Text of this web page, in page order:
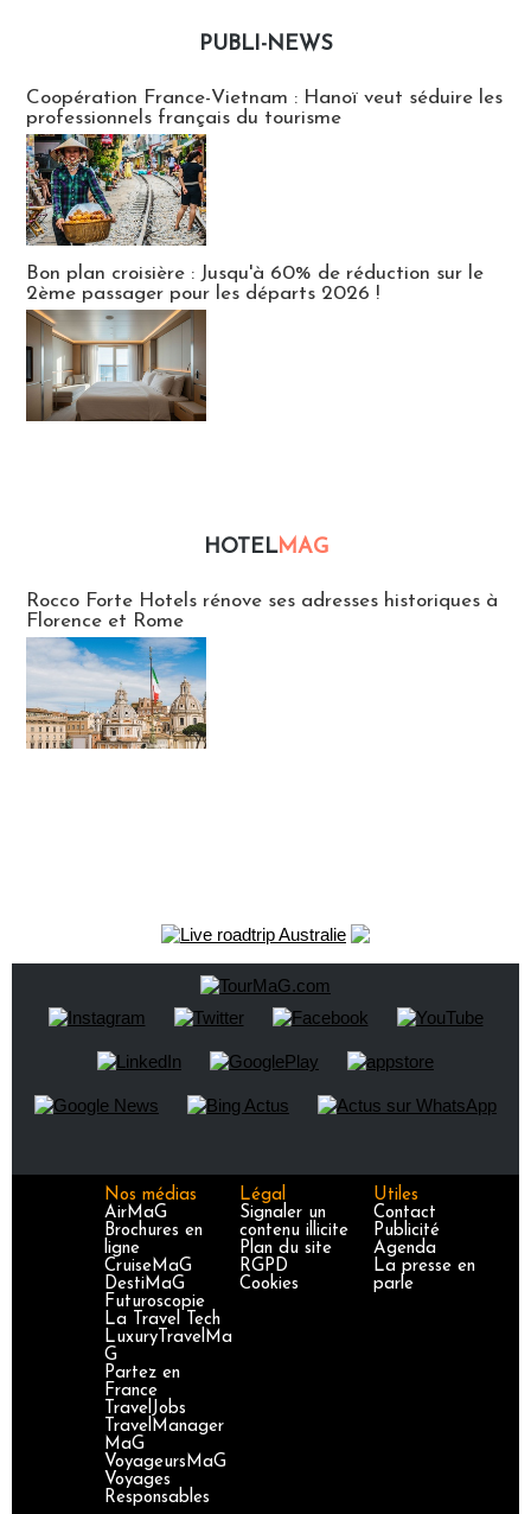
PUBLI-NEWS
Coopération France-Vietnam : Hanoï veut séduire les
professionnels français du tourisme
Bon plan croisière : Jusqu'à 60% de réduction sur le
2ème passager pour les départs 2026 !
HOTELMAG
Rocco Forte Hotels rénove ses adresses historiques à
Florence et Rome
Nos médias
AirMaG
Brochures en
ligne
CruiseMaG
DestiMaG
Futuroscopie
La Travel Tech
LuxuryTravelMa
G
Partez en
France
TravelJobs
TravelManager
MaG
VoyageursMaG
Voyages
Responsables
Légal
Signaler un
contenu illicite
Plan du site
RGPD
Cookies
Utiles
Contact
Publicité
Agenda
La presse en
parle